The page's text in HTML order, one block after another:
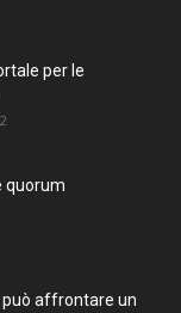
per le
quorum
può affrontare un